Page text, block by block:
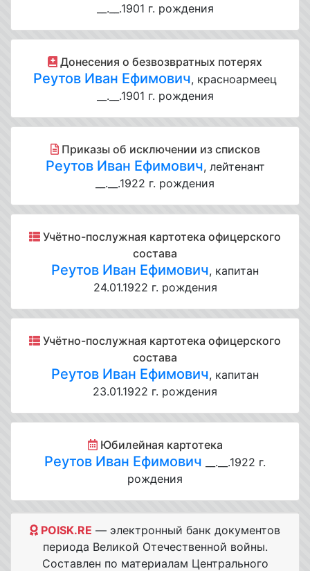
__.__.1901 г. рождения
Донесения о безвозвратных потерях
Реутов Иван Ефимович, красноармеец
__.__.1901 г. рождения
Приказы об исключении из списков
Реутов Иван Ефимович, лейтенант
__.__.1922 г. рождения
Учётно-послужная картотека офицерского
состава
Реутов Иван Ефимович, капитан
24.01.1922 г. рождения
Учётно-послужная картотека офицерского
состава
Реутов Иван Ефимович, капитан
23.01.1922 г. рождения
Юбилейная картотека
Реутов Иван Ефимович __.__.1922 г.
рождения
POISK.RE — электронный банк документов
периода Великой Отечественной войны.
Составлен по материалам Центрального